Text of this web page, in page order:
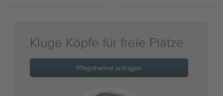
Kluge Köpfe für freie Plätze
Pflegeheime anfragen